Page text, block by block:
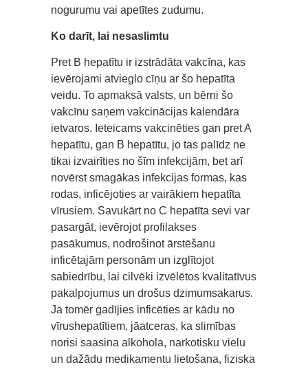
nogurumu vai apetītes zudumu.
Ko darīt, lai nesaslimtu
Pret B hepatītu ir izstrādāta vakcīna, kas
ievērojami atvieglo cīņu ar šo hepatīta
veidu. To apmaksā valsts, un bērni šo
vakcīnu saņem vakcinācijas kalendāra
ietvaros. Ieteicams vakcinēties gan pret A
hepatītu, gan B hepatītu, jo tas palīdz ne
tikai izvairīties no šīm infekcijām, bet arī
novērst smagākas infekcijas formas, kas
rodas, inficējoties ar vairākiem hepatīta
vīrusiem. Savukārt no C hepatīta sevi var
pasargāt, ievērojot profilakses
pasākumus, nodrošinot ārstēšanu
inficētajām personām un izglītojot
sabiedrību, lai cilvēki izvēlētos kvalitatīvus
pakalpojumus un drošus dzimumsakarus.
Ja tomēr gadījies inficēties ar kādu no
vīrushepatītiem, jāatceras, ka slimības
norisi saasina alkohola, narkotisku vielu
un dažādu medikamentu lietošana, fiziska